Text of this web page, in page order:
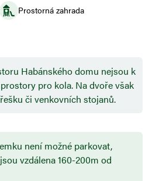
Prostorná zahrada
Habánského domu nejsou k
pro kola. Na dvoře však
či venkovních stojanů.
není možné parkovat,
jsou vzdálena 160-200m od